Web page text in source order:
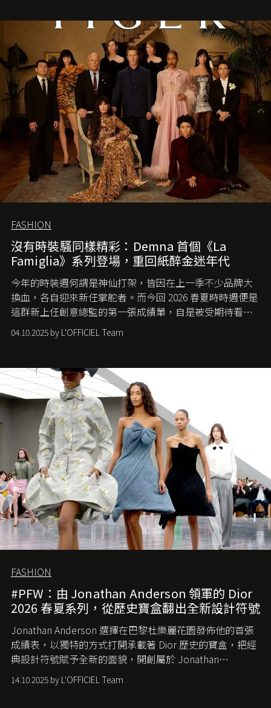
FASHION
沒有時裝騷同樣精彩：Demna 首個《La
Famiglia》系列登場，重回紙醉金迷年代
今年的時裝週何謂是神仙打架，皆因在上一季不少品牌大
換血，各自迎來新任掌舵者。而今回 2026 春夏時時週便是
這群新上任創意總監的第一張成績單，自是被受期待看他
們如何各顯神通。意大利老牌 Gucci 在過去幾個季度業績
難已救回，開雲集團任命成功曾翻轉 Balenciaga 的愛將
團市值一日蒸發 30 億美元，大眾擔心走得太前的 Demna
會忽略品牌的美學基礎，最後變成三不像。而從剛剛推出
的首作所造成的話題及關注度，我們便知道 Demna 沒這麼
簡單，一個嶄新的 Gucci 時代已經展開！
04.10.2025 by L'OFFICIEL Team
FASHION
#PFW：由 Jonathan Anderson 領軍的 Dior
2026 春夏系列，從歷史寶盒翻出全新設計符號
Jonathan Anderson 選擇在巴黎杜樂麗花園發佈他的首張
成績表，以獨特的方式打開承載著 Dior 歷史的寶盒，把經
典設計符號賦予全新的面貌，開創屬於 Jonathan
Anderson 的 Dior 時代。
14.10.2025 by L'OFFICIEL Team